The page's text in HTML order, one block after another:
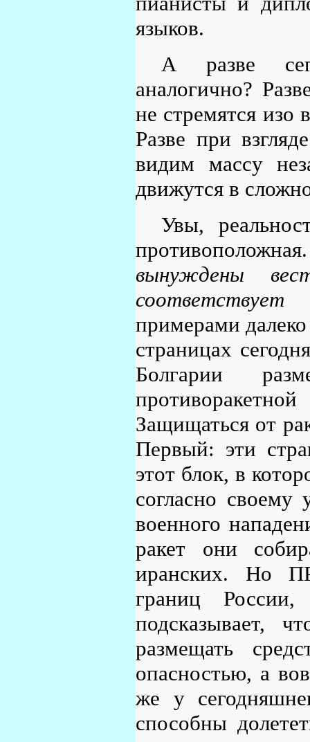
языков.
А разве
аналогично?
не стремятся изо
Разве при
видим массу
движутся в
Увы,
вынуждены
примерами
страницах
Болгарии
Защищаться от
Первый: эти
этот блок, в
согласно своему
военного
ракет они
иранских. Но
границ
подсказывает,
размещать
опасностью, а
же у
способны